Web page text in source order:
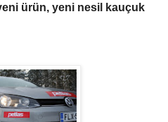
ürün, yeni nesil kauçuk